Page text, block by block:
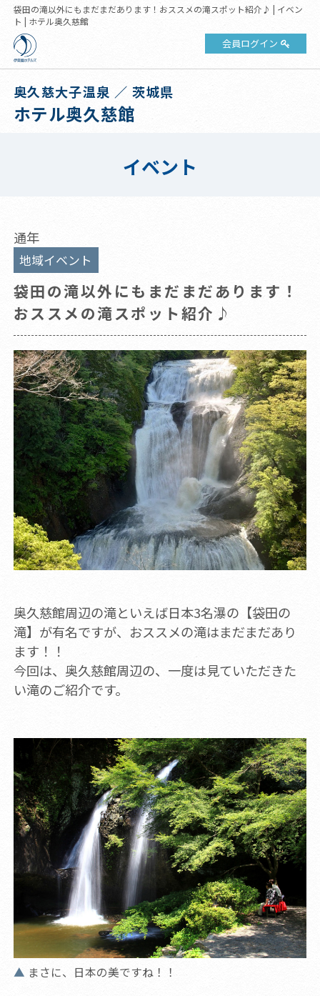
袋田の滝以外にもまだまだあります！おススメの滝スポット紹介♪ | イベン
ト | ホテル奥久慈館
会員ログイン
奥久慈大子温泉 ／ 茨城県
ホテル奥久慈館
イベント
通年
地域イベント
袋田の滝以外にもまだまだあります！
おススメの滝スポット紹介♪
奥久慈館周辺の滝といえば日本3名瀑の【袋田の
滝】が有名ですが、おススメの滝はまだまだあり
ます！！
今回は、奥久慈館周辺の、一度は見ていただきた
い滝のご紹介です。
まさに、日本の美ですね！！